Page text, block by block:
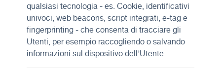
qualsiasi tecnologia - es. Cookie, identificativi
univoci, web beacons, script integrati, e-tag e
fingerprinting - che consenta di tracciare gli
Utenti, per esempio raccogliendo o salvando
informazioni sul dispositivo dell’Utente.